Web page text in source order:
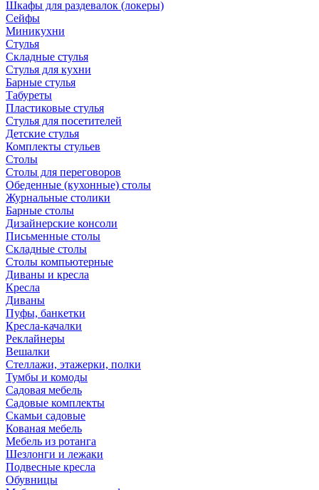
Шкафы для раздевалок (локеры)
Сейфы
Миникухни
Стулья
Складные стулья
Стулья для кухни
Барные стулья
Табуреты
Пластиковые стулья
Стулья для посетителей
Детские стулья
Комплекты стульев
Столы
Столы для переговоров
Обеденные (кухонные) столы
Журнальные столики
Барные столы
Дизайнерские консоли
Письменные столы
Складные столы
Столы компьютерные
Диваны и кресла
Кресла
Диваны
Пуфы, банкетки
Кресла-качалки
Реклайнеры
Вешалки
Стеллажи, этажерки, полки
Тумбы и комоды
Садовая мебель
Садовые комплекты
Скамьи садовые
Кованая мебель
Мебель из ротанга
Шезлонги и лежаки
Подвесные кресла
Обувницы